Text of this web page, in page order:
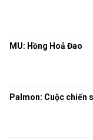
MU: Hồng Hoả Đao
Palmon: Cuộc chiến